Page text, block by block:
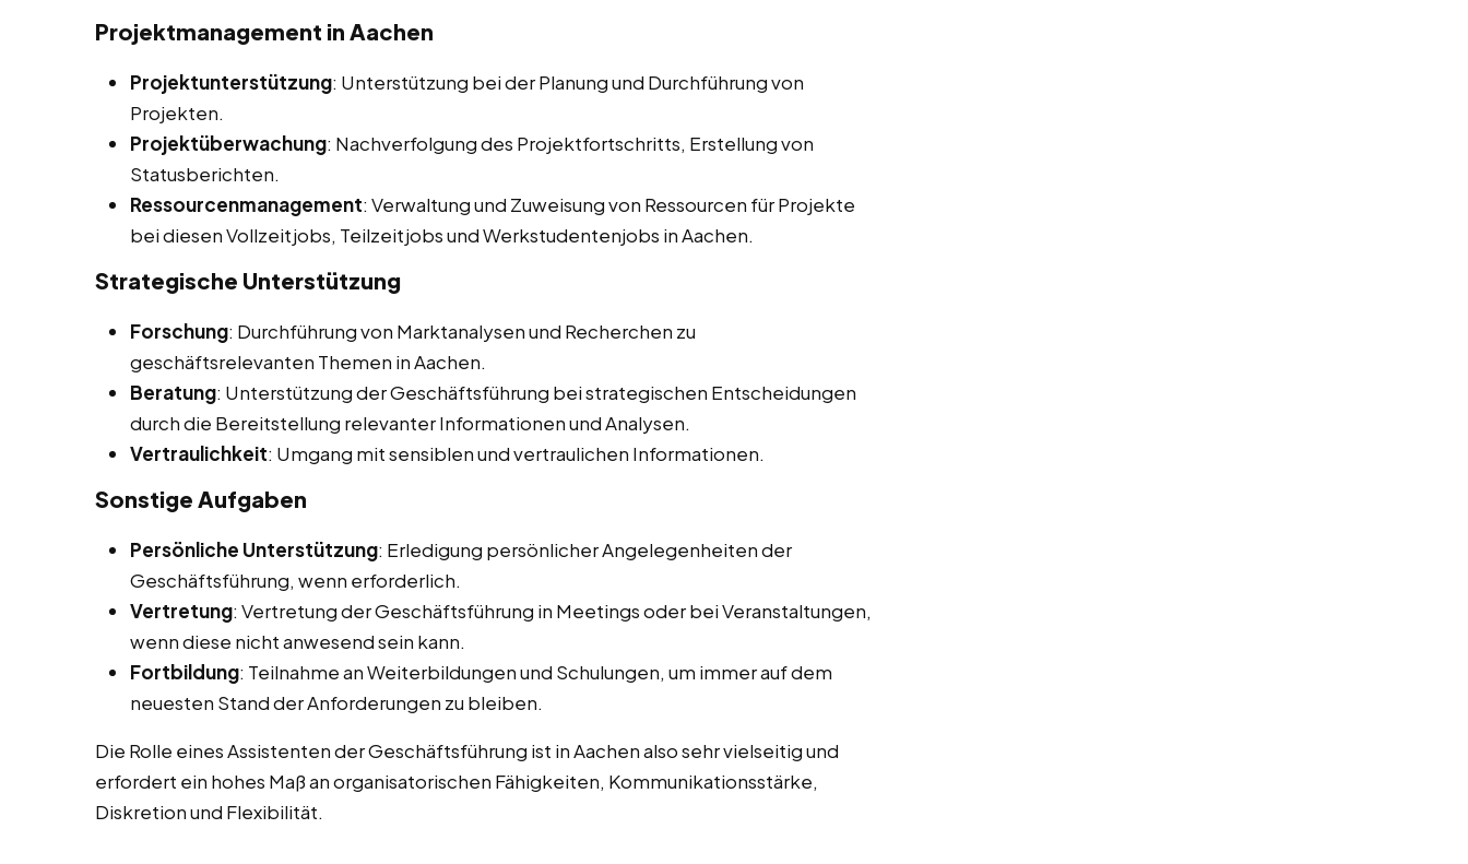
Projektmanagement in Aachen
Projektunterstützung: Unterstützung bei der Planung und Durchführung von
Projekten.
Projektüberwachung: Nachverfolgung des Projektfortschritts, Erstellung von
Statusberichten.
Ressourcenmanagement: Verwaltung und Zuweisung von Ressourcen für Projekte
bei diesen Vollzeitjobs, Teilzeitjobs und Werkstudentenjobs in Aachen.
Strategische Unterstützung
Forschung: Durchführung von Marktanalysen und Recherchen zu
geschäftsrelevanten Themen in Aachen.
Beratung: Unterstützung der Geschäftsführung bei strategischen Entscheidungen
durch die Bereitstellung relevanter Informationen und Analysen.
Vertraulichkeit: Umgang mit sensiblen und vertraulichen Informationen.
Sonstige Aufgaben
Persönliche Unterstützung: Erledigung persönlicher Angelegenheiten der
Geschäftsführung, wenn erforderlich.
Vertretung: Vertretung der Geschäftsführung in Meetings oder bei Veranstaltungen,
wenn diese nicht anwesend sein kann.
Fortbildung: Teilnahme an Weiterbildungen und Schulungen, um immer auf dem
neuesten Stand der Anforderungen zu bleiben.
Die Rolle eines Assistenten der Geschäftsführung ist in Aachen also sehr vielseitig und
erfordert ein hohes Maß an organisatorischen Fähigkeiten, Kommunikationsstärke,
Diskretion und Flexibilität.